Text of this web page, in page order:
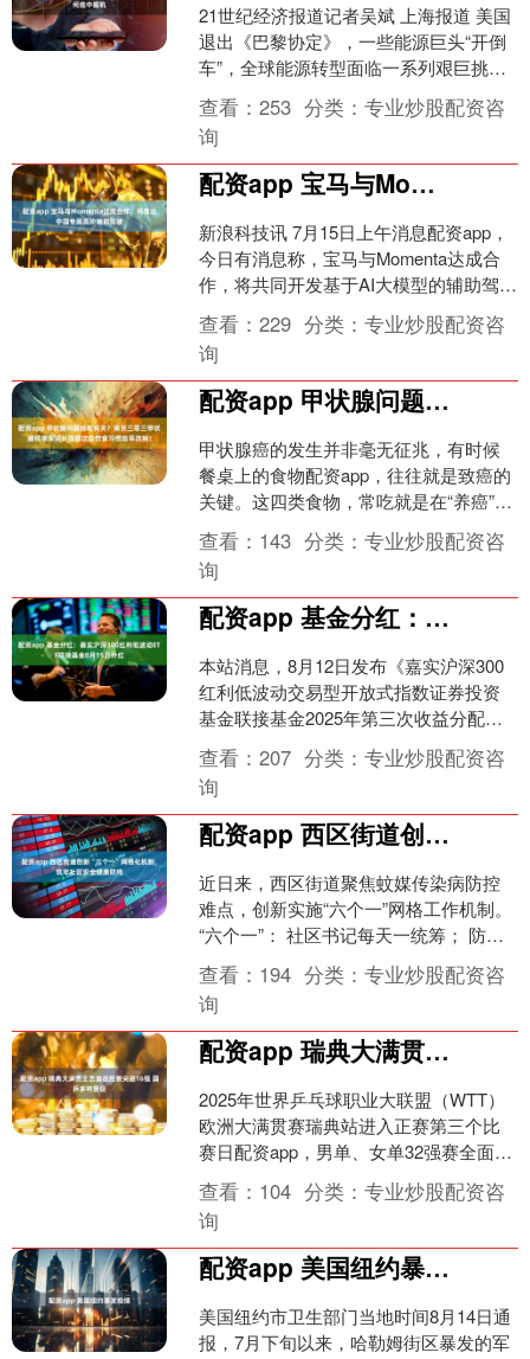
21世纪经济报道记者吴斌 上海报道 美国
退出《巴黎协定》，一些能源巨头“开倒
车”，全球能源转型面临一系列艰巨挑
战。 尽管全球能源转型面临挫折，但马
来西亚国家石油....
查看：253 分类：专业炒股配资咨
询
配资app 宝马与Momenta达成合作，将推出中国专属高阶辅助驾驶
新浪科技讯 7月15日上午消息配资app，
今日有消息称，宝马与Momenta达成合
作，将共同开发基于AI大模型的辅助驾驶
软件，应用于包括新世代在内的多款国
产车型....
查看：229 分类：专业炒股配资咨
询
配资app 甲状腺问题跟吃有关？南京三零三甲状腺钱宗军院长提醒这些饮食习惯趁早改掉！
甲状腺癌的发生并非毫无征兆，有时候
餐桌上的食物配资app，往往就是致癌的
关键。这四类食物，常吃就是在“养癌”！
01 高脂肪食物 身体需要脂肪来产生热
量，高脂肪....
查看： 143 分类：专业炒股配资咨
询
配资app 基金分红：嘉实沪深300红利低波动ETF联接基金8月15日分红
本站消息，8月12日发布《嘉实沪深300
红利低波动交易型开放式指数证券投资
基金联接基金2025年第三次收益分配公
告》。本次分红为2025年的第三次分
红。公告显示....
查看：207 分类：专业炒股配资咨
询
配资app 西区街道创新“六个一”网格化机制，筑牢社区安全健康防线
近日来，西区街道聚焦蚊媒传染病防控
难点，创新实施“六个一”网格工作机制。
“六个一”： 社区书记每天一统筹； 防疫
重点每天一计划； 党员干部每天一报
到； 集中培....
查看： 194 分类：专业炒股配资咨
询
配资app 瑞典大满贯王艺迪战胜曾尖进16强 国乒多将晋级
2025年世界乒乓球职业大联盟（WTT）
欧洲大满贯赛瑞典站进入正赛第三个比
赛日配资app，男单、女单32强赛全面打
响，中国队多位选手顺利晋级16强，梁
靖崑遗憾出....
查看： 104 分类：专业炒股配资咨
询
配资app 美国纽约暴发疫情
美国纽约市卫生部门当地时间8月14日通
报，7月下旬以来，哈勒姆街区暴发的军